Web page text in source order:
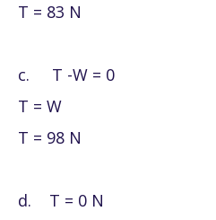
T = 83 N
c.
T -W = 0
T = W
T = 98 N
d.
T = 0 N